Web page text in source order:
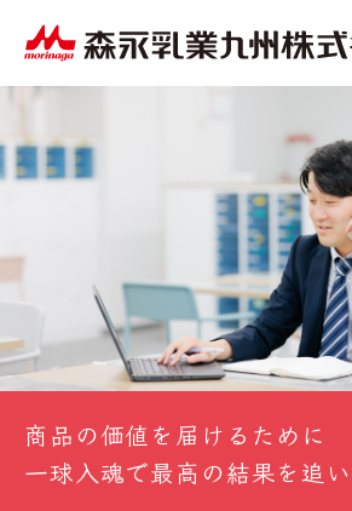
商品の価値を届けるために
一球入魂で最高の結果を追い